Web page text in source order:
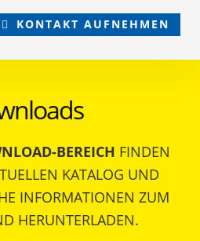
KONTAKT AUFNEHMEN
BEREICH FINDEN
KATALOG UND
INFORMATIONEN ZUM
HERUNTERLADEN.